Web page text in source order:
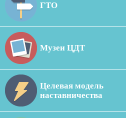
ГТО
Музеи ЦДТ
Целевая модель
наставничества